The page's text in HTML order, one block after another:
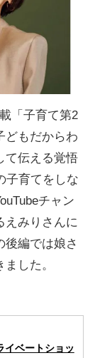
「子育て第2
どもだからわ
て伝える覚悟
子育てをしな
チャン
えみりさんに
後編では娘さ
した。
イベートショッ